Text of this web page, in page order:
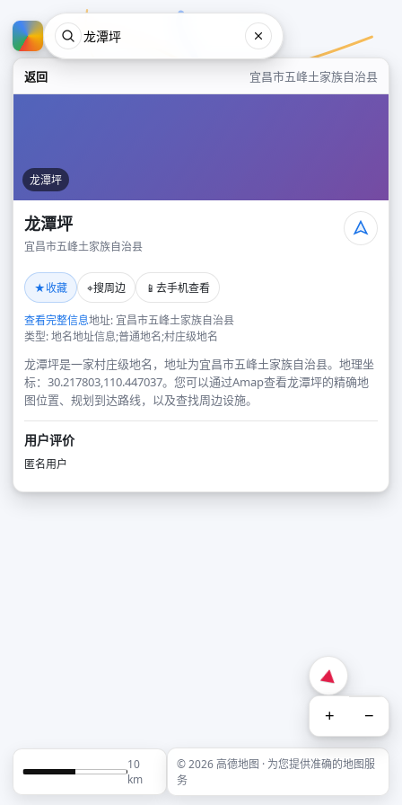
返回 宜昌市五峰土家族自治县
龙潭坪
龙潭坪
宜昌市五峰土家族自治县
★收藏 ⌖搜周边 📱 去手机查看
查看完整信息地址: 宜昌市五峰土家族自治县
类型: 地名地址信息;普通地名;村庄级地名
龙潭坪是一家村庄级地名，地址为宜昌市五峰土家族自治县。地理坐
标：30.217803,110.447037。您可以通过Amap查看龙潭坪的精确地
图位置、规划到达路线，以及查找周边设施。
用户评价
匿名用户
+ −
10
km
© 2026 高德地图 · 为您提供准确的地图服
务